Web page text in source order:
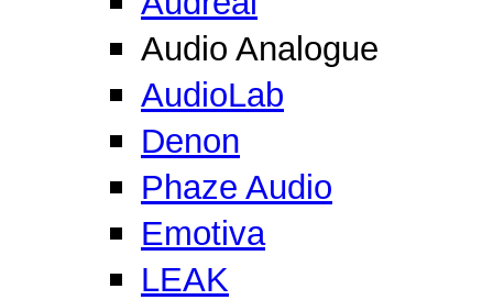
Audio Analogue
AudioLab
Denon
Phaze Audio
Emotiva
LEAK